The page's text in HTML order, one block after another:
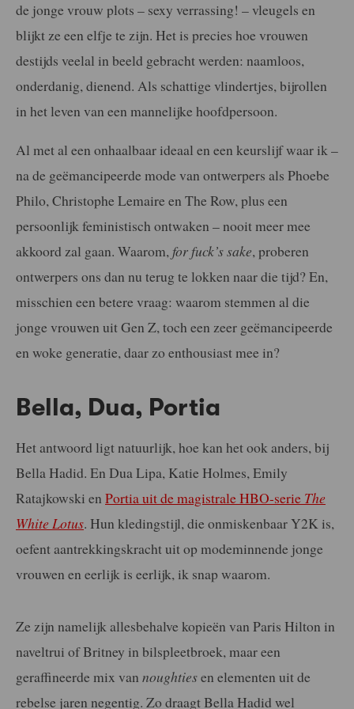
de jonge vrouw plots – sexy verrassing! – vleugels en
blijkt ze een elfje te zijn. Het is precies hoe vrouwen
destijds veelal in beeld gebracht werden: naamloos,
onderdanig, dienend. Als schattige vlindertjes, bijrollen
in het leven van een mannelijke hoofdpersoon.
Al met al een onhaalbaar ideaal en een keurslijf waar ik –
na de geëmancipeerde mode van ontwerpers als Phoebe
Philo, Christophe Lemaire en The Row, plus een
persoonlijk feministisch ontwaken – nooit meer mee
akkoord zal gaan. Waarom, for fuck’s sake, proberen
ontwerpers ons dan nu terug te lokken naar die tijd? En,
misschien een betere vraag: waarom stemmen al die
jonge vrouwen uit Gen Z, toch een zeer geëmancipeerde
en woke generatie, daar zo enthousiast mee in?
Bella, Dua, Portia
Het antwoord ligt natuurlijk, hoe kan het ook anders, bij
Bella Hadid. En Dua Lipa, Katie Holmes, Emily
Ratajkowski en Portia uit de magistrale HBO-serie The
White Lotus. Hun kledingstijl, die onmiskenbaar Y2K is,
oefent aantrekkingskracht uit op modeminnende jonge
vrouwen en eerlijk is eerlijk, ik snap waarom.
Ze zijn namelijk allesbehalve kopieën van Paris Hilton in
naveltrui of Britney in bilspleetbroek, maar een
geraffineerde mix van noughtiesen elementen uit de
rebelse jaren negentig. Zo draagt Bella Hadid wel